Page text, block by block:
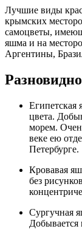
Лучшие виды
крымских
самоцветы,
яшма и на
Аргентины,
Египетская
цвета.
морем.
веке ею
Петербурге.
Кровавая
без
Сургучная